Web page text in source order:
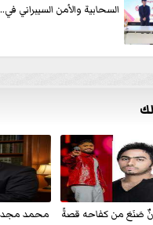
السحابية والأمن السيبراني
صَنَعَ من كفاحه قصةً
محمد